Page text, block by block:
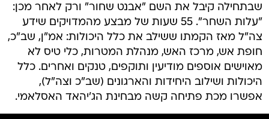
שבתחילה קיבל את השם "אבנט שחור" ורק לאחר מכן:
"עלות השחר". 55 שעות של מבצע מהמדויקים שידע
צה"ל מאז הקמתו ששילב את כלל היכולות: אמ"ן, שב"כ,
חופת אש, מרכז האש, מנהלת המטרות, כלי טיס לא
מאוישים אוספים מודיעין ותוקפים, טנקים ואחרים. כלל
היכולות ושילוב היחידות והארגונים (שב"כ וצה"ל),
אפשרו מכת פתיחה קשה מבחינת הג'יהאד האסלאמי.